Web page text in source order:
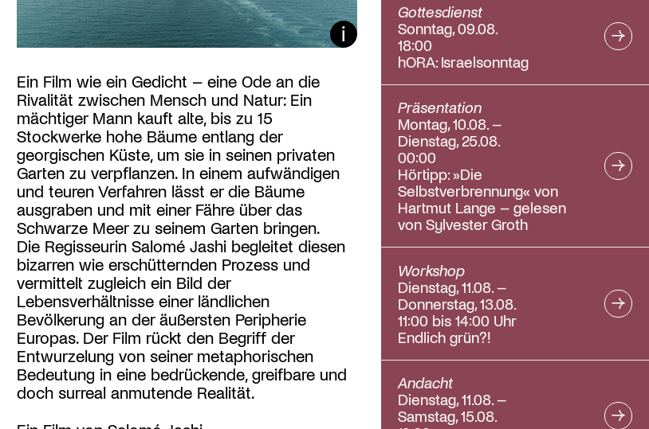
Bildunterschrift ein/
Ein Film wie ein Gedicht – eine Ode an die
Rivalität zwischen Mensch und Natur: Ein
mächtiger Mann kauft alte, bis zu 15
Stockwerke hohe Bäume entlang der
georgischen Küste, um sie in seinen privaten
Garten zu verpflanzen. In einem aufwändigen
und teuren Verfahren lässt er die Bäume
ausgraben und mit einer Fähre über das
Schwarze Meer zu seinem Garten bringen.
Die Regisseurin Salomé Jashi begleitet diesen
bizarren wie erschütternden Prozess und
vermittelt zugleich ein Bild der
Lebensverhältnisse einer ländlichen
Bevölkerung an der äußersten Peripherie
Europas. Der Film rückt den Begriff der
Entwurzelung von seiner metaphorischen
Bedeutung in eine bedrückende, greifbare und
doch surreal anmutende Realität.
Gottesdienst
Sonntag, 09.08.
18:00
hORA: Israelsonntag
Präsentation
Montag, 10.08. –
Dienstag, 25.08.
00:00
Hörtipp: »Die
Selbstverbrennung« von
Hartmut Lange – gelesen
von Sylvester Groth
Workshop
Dienstag, 11.08. –
Donnerstag, 13.08.
11:00 bis 14:00 Uhr
Endlich grün?!
Andacht
Dienstag, 11.08. –
Samstag, 15.08.